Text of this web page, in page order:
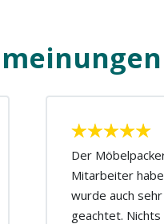
Der
Mitarbeiter
wurde auch
geachtet.